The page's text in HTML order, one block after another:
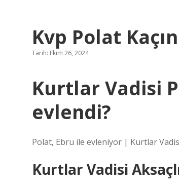
Kvp Polat
Tarih: Ekim 26, 2024
Kurtlar Vadisi
evlendi?
Polat, Ebru ile evleniyor | Kurtlar
Kurtlar Vadisi